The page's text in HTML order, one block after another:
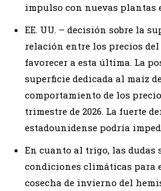
impulso con nuevas plantas
EE. UU. – decisión sobre la
relación entre los precios
favorecer a esta última. La
superficie dedicada al maíz
comportamiento de los
trimestre de 2026. La fuerte
estadounidense podría
En cuanto al trigo, las dudas
condiciones climáticas para
cosecha de invierno del